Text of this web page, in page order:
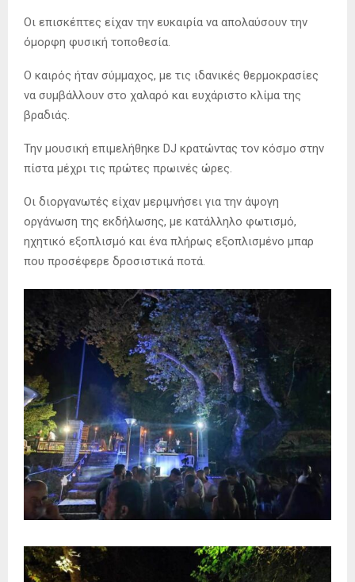
Οι επισκέπτες είχαν την ευκαιρία να απολαύσουν την
όμορφη φυσική τοποθεσία.
Ο καιρός ήταν σύμμαχος, με τις ιδανικές θερμοκρασίες
να συμβάλλουν στο χαλαρό και ευχάριστο κλίμα της
βραδιάς.
Την μουσική επιμελήθηκε DJ κρατώντας τον κόσμο στην
πίστα μέχρι τις πρώτες πρωινές ώρες.
Οι διοργανωτές είχαν μεριμνήσει για την άψογη
οργάνωση της εκδήλωσης, με κατάλληλο φωτισμό,
ηχητικό εξοπλισμό και ένα πλήρως εξοπλισμένο μπαρ
που προσέφερε δροσιστικά ποτά.